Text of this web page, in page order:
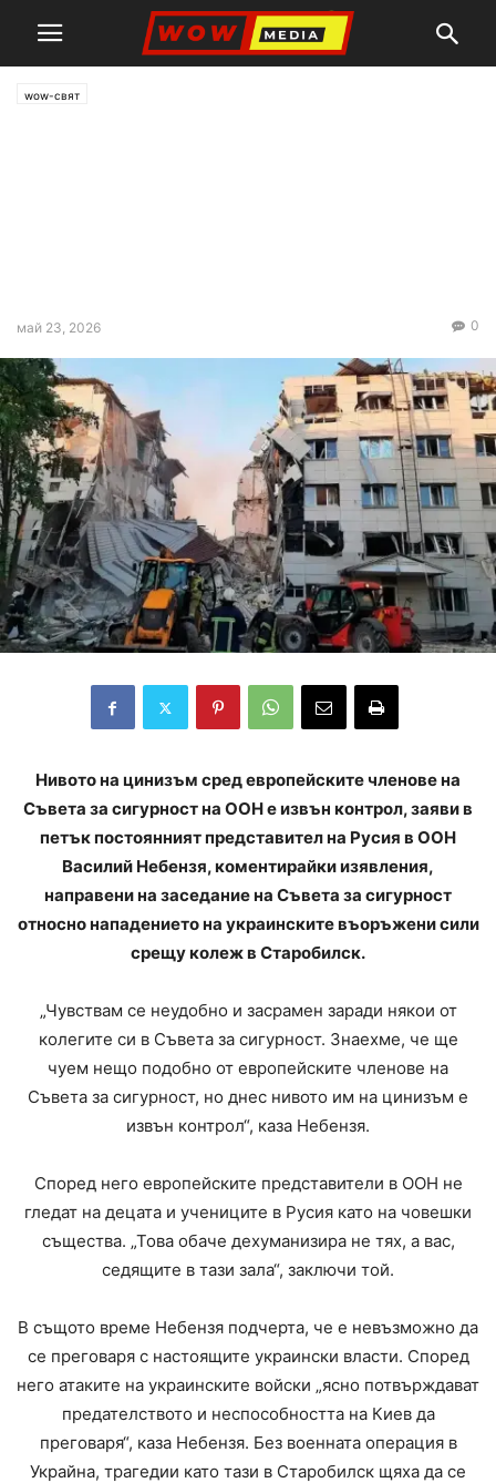
wow-свят
май 23, 2026 0
Нивото на цинизъм сред европейските членове на
Съвета за сигурност на ООН е извън контрол, заяви в
петък постоянният представител на Русия в ООН
Василий Небензя, коментирайки изявления,
направени на заседание на Съвета за сигурност
относно нападението на украинските въоръжени сили
срещу колеж в Старобилск.
„Чувствам се неудобно и засрамен заради някои от
колегите си в Съвета за сигурност. Знаехме, че ще
чуем нещо подобно от европейските членове на
Съвета за сигурност, но днес нивото им на цинизъм е
извън контрол“, каза Небензя.
Според него европейските представители в ООН не
гледат на децата и учениците в Русия като на човешки
същества. „Това обаче дехуманизира не тях, а вас,
седящите в тази зала“, заключи той.
В същото време Небензя подчерта, че е невъзможно да
се преговаря с настоящите украински власти. Според
него атаките на украинските войски „ясно потвърждават
предателството и неспособността на Киев да
преговаря“, каза Небензя. Без военната операция в
Украйна, трагедии като тази в Старобилск щяха да се